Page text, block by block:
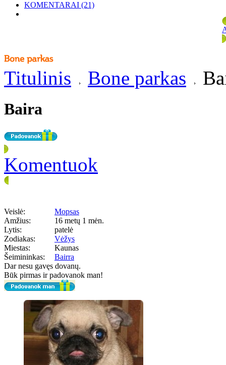
KOMENTARAI (21)
Titulinis Bone parkas
Baira
Komentuok
Veislė:
Mopsas
Amžius:
16 metų 1 mėn.
Lytis:
patelė
Zodiakas:
Vėžys
Miestas:
Kaunas
Šeimininkas:
Bairra
Dar nesu gavęs dovanų.
Būk pirmas ir padovanok man!